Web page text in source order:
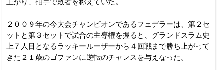
上がり、拍手で敗者を称えていた。
２００９年の今大会チャンピオンであるフェデラーは、第２セ
ットと第３セットで試合の主導権を握ると、グランドスラム史
上７人目となるラッキールーザーから４回戦まで勝ち上がって
きた２１歳のゴファンに逆転のチャンスを与えなった。